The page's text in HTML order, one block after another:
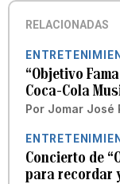
RELACIONADAS
“Objetivo
Coca-Cola
Por Jomar José
Concierto de
para recordar